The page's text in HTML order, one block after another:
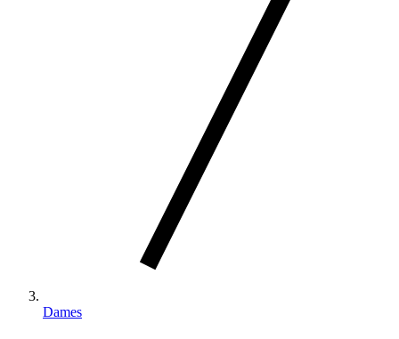
Dames